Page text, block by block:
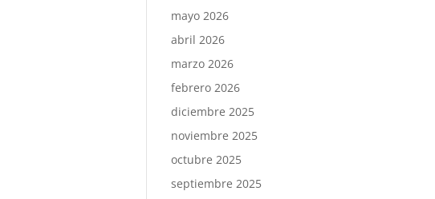
mayo 2026
abril 2026
marzo 2026
febrero 2026
diciembre 2025
noviembre 2025
octubre 2025
septiembre 2025